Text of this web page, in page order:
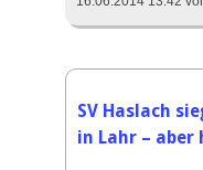
SV
SV Haslach
in Lahr – aber